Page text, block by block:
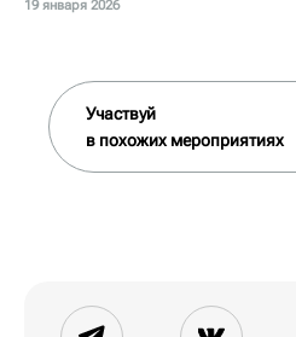
19 января 2026
Участвуй
в похожих мероприятиях